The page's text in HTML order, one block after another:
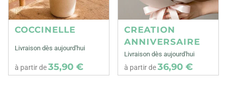
COCCINELLE
Livraison dès aujourd'hui
à partir de35,90 €
CREATION
ANNIVERSAIRE
Livraison dès aujourd'hui
à partir de36,90 €